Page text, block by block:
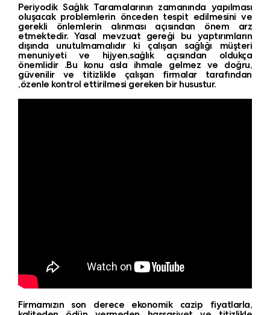
Periyodik Sağlık Taramalarının zamanında yapılması
oluşacak problemlerin önceden tespit edilmesini ve
gerekli önlemlerin alınması açısından önem arz
etmektedir. Yasal mevzuat gereği bu yaptırımların
dışında unutulmamalıdır ki çalışan sağlığı müşteri
menuniyeti ve hijyen,sağlık açısından oldukça
önemlidir .Bu konu asla ihmale gelmez ve doğru,
güvenilir ve titizlikle çalışan firmalar tarafından
,özenle kontrol ettirilmesi gereken bir husustur.
Firmamızın son derece ekonomik cazip fiyatlarla,